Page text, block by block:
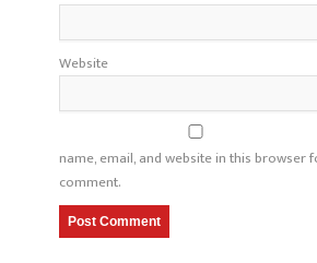
Website
name, email, and website in this browser
comment.